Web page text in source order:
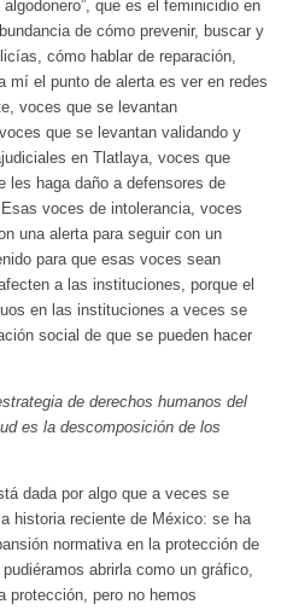
que es el feminicidio en
de cómo prevenir, buscar y
cómo hablar de reparación,
mí el punto de alerta es ver en redes
voces que se levantan
que se levantan validando y
en Tlatlaya, voces que
les haga daño a defensores de
voces de intolerancia, voces
una alerta para seguir con un
para que esas voces sean
a las instituciones, porque el
en las instituciones a veces se
social de que se pueden hacer
de derechos humanos del
es la descomposición de los
dada por algo que a veces se
historia reciente de México: se ha
normativa en la protección de
abrirla como un gráfico,
protección, pero no hemos